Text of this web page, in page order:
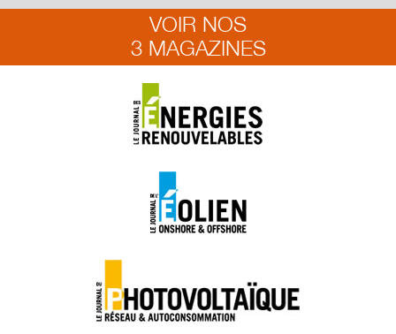
VOIR NOS
3 MAGAZINES